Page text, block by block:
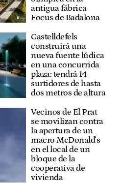
antigua fábrica
Focus de Badalona
Castelldefels
construirá una
nueva fuente lúdica
en una concurrida
plaza: tendrá 14
surtidores de hasta
dos metros de altura
Vecinos de El Prat
se movilizan contra
la apertura de un
macro McDonald's
en el local de un
bloque de la
cooperativa de
vivienda